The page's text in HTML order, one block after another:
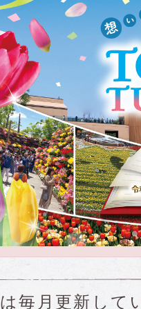
は毎月更新して